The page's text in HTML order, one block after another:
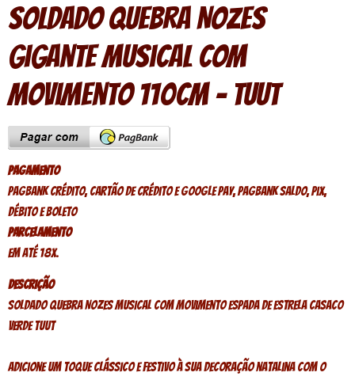
Soldado Quebra Nozes
Gigante Musical Com
Movimento 110cm - Tuut
Pagamento
PagBank crédito, Cartão de crédito e Google Pay, PagBank saldo, Pix,
Débito e Boleto
Parcelamento
Em até 18x.
Descrição
Soldado Quebra Nozes Musical Com Movimento Espada De Estrela Casaco
Verde TUUT
Adicione um toque clássico e festivo à sua decoração natalina com o